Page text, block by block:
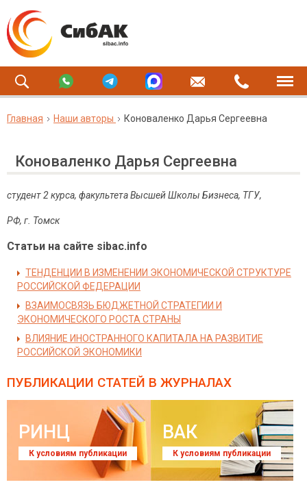
Главная Наши авторы Коноваленко Дарья Сергеевна
Коноваленко Дарья Сергеевна
студент 2 курса, факультета Высшей Школы Бизнеса, ТГУ,
РФ, г. Томск
Статьи на сайте sibac.info
ТЕНДЕНЦИИ В ИЗМЕНЕНИИ ЭКОНОМИЧЕСКОЙ СТРУКТУРЕ
РОССИЙСКОЙ ФЕДЕРАЦИИ
ВЗАИМОСВЯЗЬ БЮДЖЕТНОЙ СТРАТЕГИИ И
ЭКОНОМИЧЕСКОГО РОСТА СТРАНЫ
ВЛИЯНИЕ ИНОСТРАННОГО КАПИТАЛА НА РАЗВИТИЕ
РОССИЙСКОЙ ЭКОНОМИКИ
ПУБЛИКАЦИИ СТАТЕЙ В ЖУРНАЛАХ
РИНЦ
К условиям публикации
ВАК
К условиям публикации